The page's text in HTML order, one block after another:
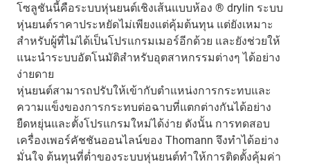
โซลูชันนี้คือระบบหุ่นยนต์เชิงเส้นแบบห้อง ® drylin ระบบ
หุ่นยนต์ราคาประหยัดไม่เพียงแต่คุ้มต้นทุน แต่ยังเหมาะ
สำหรับผู้ที่ไม่ได้เป็นโปรแกรมเมอร์อีกด้วย และยังช่วยให้
แนะนำระบบอัตโนมัติสำหรับอุตสาหกรรมต่างๆ ได้อย่าง
ง่ายดาย
หุ่นยนต์สามารถปรับให้เข้ากับตำแหน่งการกระทบและ
ความแข็งของการกระทบต่อฉาบที่แตกต่างกันได้อย่าง
ยืดหยุ่นและตั้งโปรแกรมใหม่ได้ง่าย ดังนั้น การทดสอบ
เครื่องเพอร์คัชชันออนไลน์ของ Thomann จึงทำได้อย่าง
มั่นใจ ต้นทุนที่ต่ำของระบบหุ่นยนต์ทำให้การติดตั้งคุ้มค่า